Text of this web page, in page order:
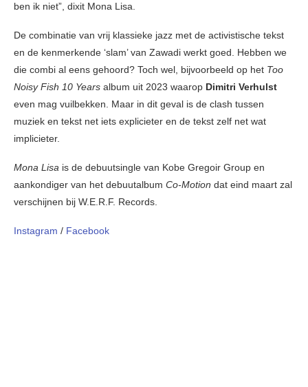
ben ik niet”, dixit Mona Lisa.
De combinatie van vrij klassieke jazz met de activistische tekst
en de kenmerkende ‘slam’ van Zawadi werkt goed. Hebben we
die combi al eens gehoord? Toch wel, bijvoorbeeld op het Too
Noisy Fish 10 Years album uit 2023 waarop Dimitri Verhulst
even mag vuilbekken. Maar in dit geval is de clash tussen
muziek en tekst net iets explicieter en de tekst zelf net wat
implicieter.
Mona Lisa is de debuutsingle van Kobe Gregoir Group en
aankondiger van het debuutalbum Co-Motion dat eind maart zal
verschijnen bij W.E.R.F. Records.
Instagram / Facebook